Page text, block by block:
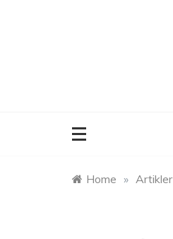
Home » Artikler